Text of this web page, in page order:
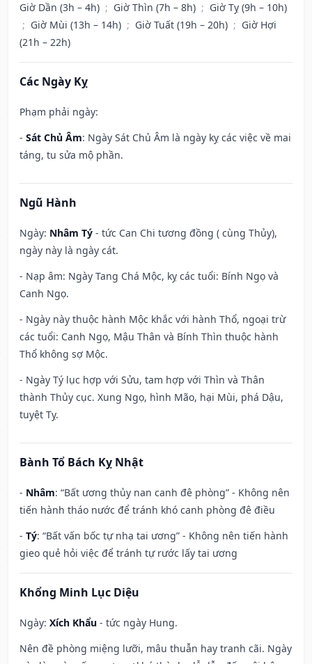
Giờ Dần (3h – 4h) ; Giờ Thìn (7h – 8h) ; Giờ Tỵ (9h – 10h)
; Giờ Mùi (13h – 14h) ; Giờ Tuất (19h – 20h) ; Giờ Hợi
(21h – 22h)
Các Ngày Kỵ
Phạm phải ngày:
- Sát Chủ Âm: Ngày Sát Chủ Âm là ngày kỵ các việc về mai
táng, tu sửa mộ phần.
Ngũ Hành
Ngày: Nhâm Tý - tức Can Chi tương đồng ( cùng Thủy),
ngày này là ngày cát.
- Nạp âm: Ngày Tang Chá Mộc, kỵ các tuổi: Bính Ngọ và
Canh Ngọ.
- Ngày này thuộc hành Mộc khắc với hành Thổ, ngoại trừ
các tuổi: Canh Ngọ, Mậu Thân và Bính Thìn thuộc hành
Thổ không sợ Mộc.
- Ngày Tý lục hợp với Sửu, tam hợp với Thìn và Thân
thành Thủy cục. Xung Ngọ, hình Mão, hại Mùi, phá Dậu,
tuyệt Tỵ.
Bành Tổ Bách Kỵ Nhật
- Nhâm: “Bất ương thủy nan canh đê phòng” - Không nên
tiến hành tháo nước để tránh khó canh phòng đê điều
- Tý: “Bất vấn bốc tự nhạ tai ương” - Không nên tiến hành
gieo quẻ hỏi việc để tránh tự rước lấy tai ương
Khổng Minh Lục Diệu
Ngày: Xích Khẩu - tức ngày Hung.
Nên đề phòng miệng lưỡi, mâu thuẫn hay tranh cãi. Ngày